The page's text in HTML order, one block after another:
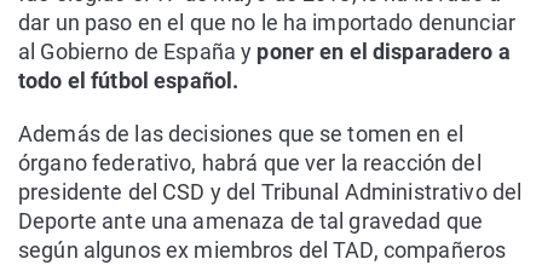
dar un paso en el que no le ha importado denunciar
al Gobierno de España y poner en el disparadero a
todo el fútbol español.
Además de las decisiones que se tomen en el
órgano federativo, habrá que ver la reacción del
presidente del CSD y del Tribunal Administrativo del
Deporte ante una amenaza de tal gravedad que
según algunos ex miembros del TAD, compañeros